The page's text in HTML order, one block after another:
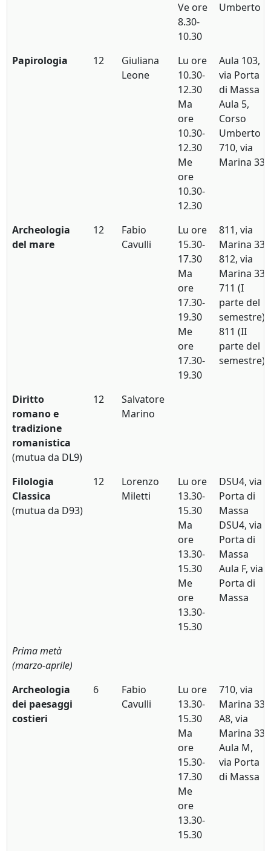
Ve ore
8.30-
10.30
Umberto
Papirologia 12
Giuliana
Leone
Lu ore
10.30-
12.30
Ma
ore
10.30-
12.30
Me
ore
10.30-
12.30
Aula 103,
via Porta
di Massa
Aula 5,
Corso
Umberto
710, via
Marina 33
Archeologia
del mare
12
Fabio
Cavulli
Lu ore
15.30-
17.30
Ma
ore
17.30-
19.30
Me
ore
17.30-
19.30
811, via
Marina 33
812, via
Marina 33
711 (I
parte del
semestre);
811 (II
parte del
semestre)
Diritto
romano e
tradizione
romanistica
(mutua da DL9)
12
Salvatore
Marino
Filologia
Classica
(mutua da D93)
12
Lorenzo
Miletti
Lu ore
13.30-
15.30
Ma
ore
13.30-
15.30
Me
ore
13.30-
15.30
DSU4, via
Porta di
Massa
DSU4, via
Porta di
Massa
Aula F, via
Porta di
Massa
Prima metà
(marzo-aprile)
Archeologia
dei paesaggi
costieri
6
Fabio
Cavulli
Lu ore
13.30-
15.30
Ma
ore
15.30-
17.30
Me
ore
13.30-
15.30
710, via
Marina 33
A8, via
Marina 33
Aula M,
via Porta
di Massa